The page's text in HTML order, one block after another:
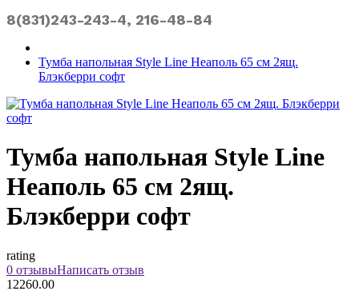
8(831)243-243-4, 216-48-84
Тумба напольная Style Line Неаполь 65 см 2ящ.
Блэкберри софт
Тумба напольная Style Line
Неаполь 65 см 2ящ.
Блэкберри софт
rating
0 отзывыНаписать отзыв
12260.00